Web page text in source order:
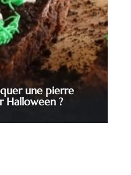
une pierre
Halloween ?